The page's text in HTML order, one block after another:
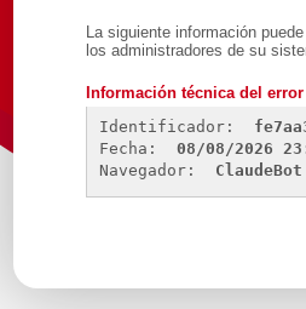
La siguiente información
los administradores de su
Información técnica del error
Identificador:
Fecha:
08/08/2026
Navegador:
ClaudeBot